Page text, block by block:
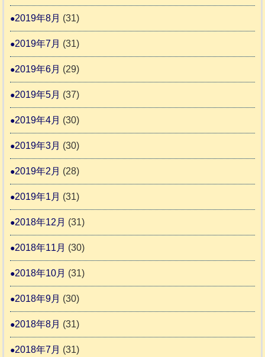
2019年8月 (31)
2019年7月 (31)
2019年6月 (29)
2019年5月 (37)
2019年4月 (30)
2019年3月 (30)
2019年2月 (28)
2019年1月 (31)
2018年12月 (31)
2018年11月 (30)
2018年10月 (31)
2018年9月 (30)
2018年8月 (31)
2018年7月 (31)